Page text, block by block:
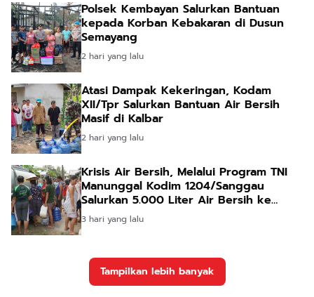
Polsek Kembayan Salurkan Bantuan
kepada Korban Kebakaran di Dusun
Semayang
2 hari yang lalu
Atasi Dampak Kekeringan, Kodam
XII/Tpr Salurkan Bantuan Air Bersih
Masif di Kalbar
2 hari yang lalu
Krisis Air Bersih, Melalui Program TNI
Manunggal Kodim 1204/Sanggau
Salurkan 5.000 Liter Air Bersih ke
Warga Desa Entakai
3 hari yang lalu
Tampilkan lebih banyak